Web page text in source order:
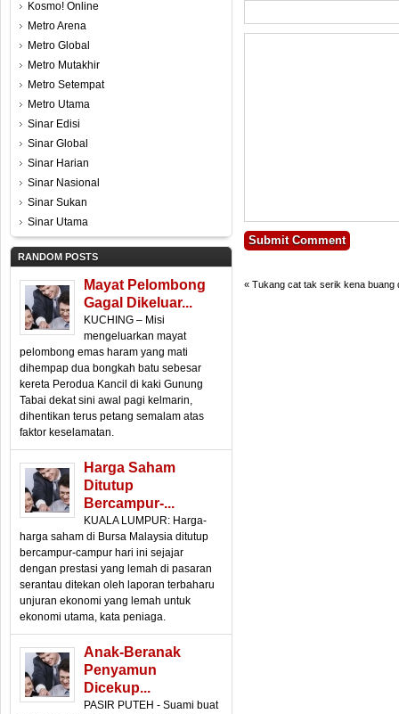
Kosmo! Online
Metro Arena
Metro Global
Metro Mutakhir
Metro Setempat
Metro Utama
Sinar Edisi
Sinar Global
Sinar Harian
Sinar Nasional
Sinar Sukan
Sinar Utama
RANDOM POSTS
Mayat Pelombong
Gagal Dikeluar...
KUCHING – Misi
mengeluarkan mayat
pelombong emas haram yang mati
dihempap dua bongkah batu sebesar
kereta Perodua Kancil di kaki Gunung
Tabai dekat sini awal pagi kelmarin,
dihentikan terus petang semalam atas
faktor keselamatan.
Harga Saham
Ditutup
Bercampur-...
KUALA LUMPUR: Harga-
harga saham di Bursa Malaysia ditutup
bercampur-campur hari ini sejajar
dengan prestasi yang lemah di pasaran
serantau ditekan oleh laporan terbaharu
unjuran ekonomi yang lemah untuk
ekonomi utama, kata peniaga.
Anak-Beranak
Penyamun
Dicekup...
PASIR PUTEH - Suami buat
« Tukang cat tak serik kena buang